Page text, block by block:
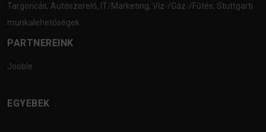
Targoncás, Autószerelő, IT/Marketing, Víz-/Gáz-/Fűtés, Stuttgarti
munkalehetőségek
PARTNEREINK
Jooble
EGYEBEK